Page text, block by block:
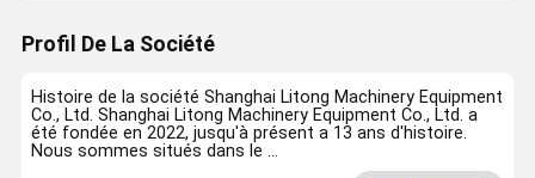
Profil De La Société
Histoire de la société Shanghai Litong Machinery Equipment
Co., Ltd. Shanghai Litong Machinery Equipment Co., Ltd. a
été fondée en 2022, jusqu'à présent a 13 ans d'histoire.
Nous sommes situés dans le ...